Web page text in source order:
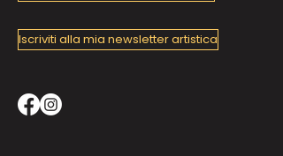
Iscriviti alla mia newsletter artistica